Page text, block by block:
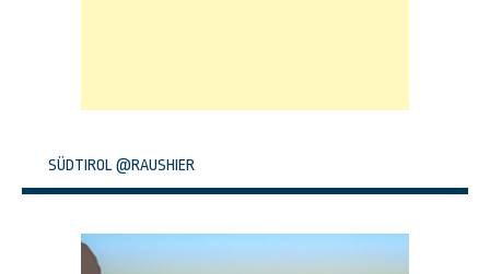
SÜDTIROL @RAUSHIER